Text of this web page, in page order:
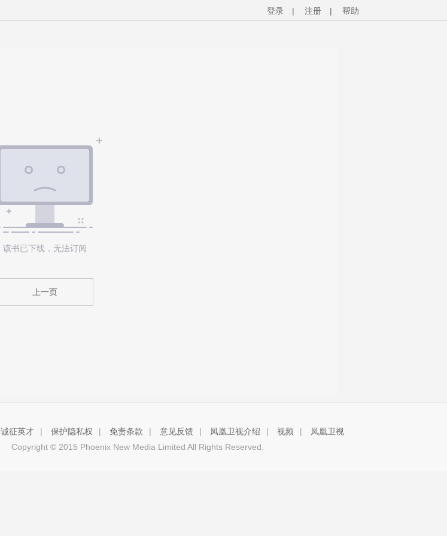
登录 | 注册 | 帮助
该书已下线，无法订阅
上一页
诚征英才 | 保护隐私权 | 免责条款 | 意见反馈 | 凤凰卫视介绍 | 视频 |
凤凰卫视
Copyright © 2015 Phoenix New Media Limited All Rights Reserved.